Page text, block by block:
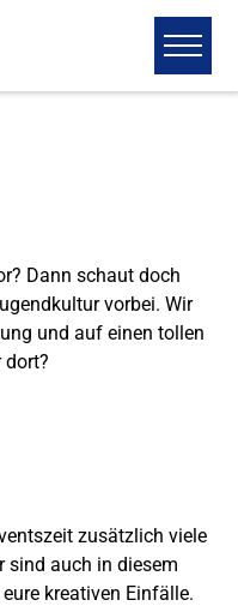
Dann schaut doch
vorbei. Wir
und auf einen tollen
dort?
zusätzlich viele
sind auch in diesem
kreativen Einfälle.